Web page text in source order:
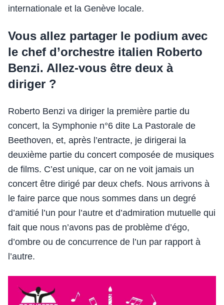
internationale et la Genève locale.
Vous allez partager le podium avec
le chef d’orchestre italien Roberto
Benzi. Allez-vous être deux à
diriger ?
Roberto Benzi va diriger la première partie du
concert, la Symphonie n°6 dite La Pastorale de
Beethoven, et, après l’entracte, je dirigerai la
deuxième partie du concert composée de musiques
de films. C’est unique, car on ne voit jamais un
concert être dirigé par deux chefs. Nous arrivons à
le faire parce que nous sommes dans un degré
d’amitié l’un pour l’autre et d’admiration mutuelle qui
fait que nous n’avons pas de problème d’égo,
d’ombre ou de concurrence de l’un par rapport à
l’autre.